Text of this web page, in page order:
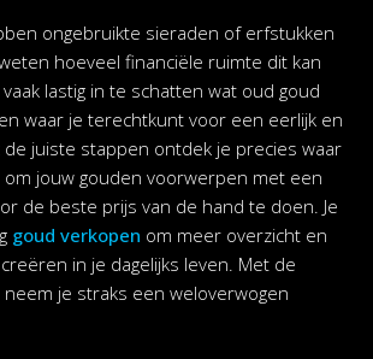
ongebruikte sieraden of erfstukken
hoeveel financiële ruimte dit kan
lastig in te schatten wat oud goud
waar je terechtkunt voor een eerlijk en
de juiste stappen ontdek je precies waar
jouw gouden voorwerpen met een
de beste prijs van de hand te doen. Je
goud verkopen om meer overzicht en
in je dagelijks leven. Met de
je straks een weloverwogen